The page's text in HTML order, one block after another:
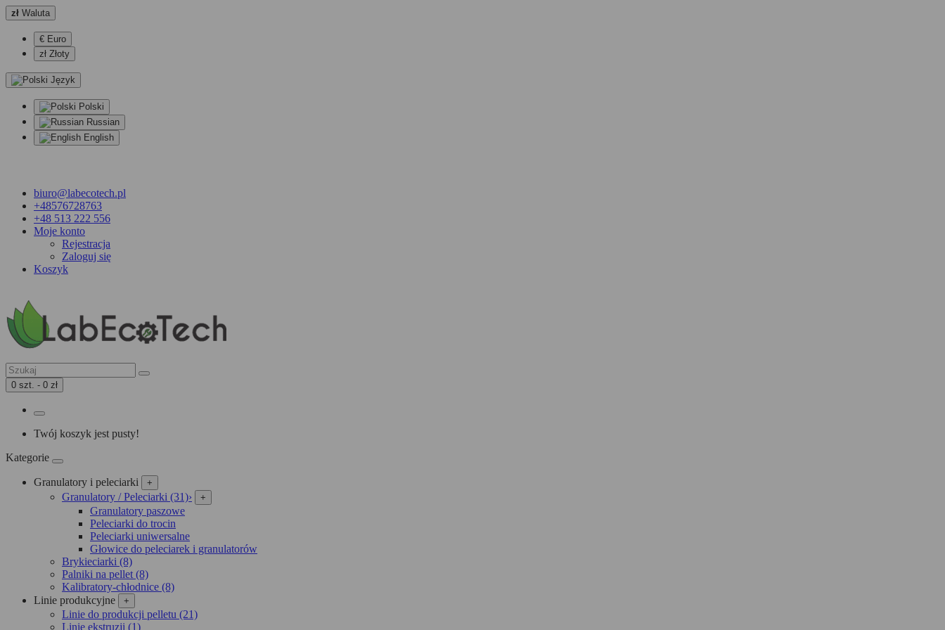
zł Waluta
€ Euro
zł Złoty
Język
Polski
Russian
English
biuro@labecotech.pl
+48576728763
+48 513 222 556
Moje konto
Rejestracja
Zaloguj się
Koszyk
0 szt. - 0 zł
Twój koszyk jest pusty!
Kategorie
Granulatory i peleciarki +
Granulatory / Peleciarki (31)› +
Granulatory paszowe
Peleciarki do trocin
Peleciarki uniwersalne
Głowice do peleciarek i granulatorów
Brykieciarki (8)
Palniki na pellet (8)
Kalibratory-chłodnice (8)
Linie produkcyjne
+
Linie do produkcji pelletu (21)
Linie ekstruzji (1)